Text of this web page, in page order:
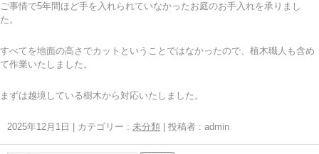
ご事情で5年間ほど手を入れられていなかったお庭のお手入れを承りまし
た。
すべてを地面の高さでカットということではなかったので、植木職人も含め
て作業いたしました。
まずは越境している樹木から対応いたしました。
2025年12月1日 カテゴリー : 未分類 投稿者 : admin